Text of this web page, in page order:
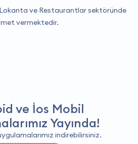
Lokanta ve Restaurantlarsektöründe
vermektedir.
ve İos Mobil
Yayında!
indirebilirsiniz.